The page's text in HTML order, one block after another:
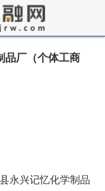
品厂（个体工商
永兴记忆化学制品